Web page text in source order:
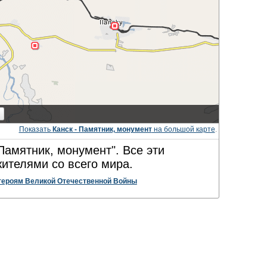
Показать Канск - Памятник, монументна большой карте.
монумент". Все эти
со всего мира.
Великой Отечественной Войны